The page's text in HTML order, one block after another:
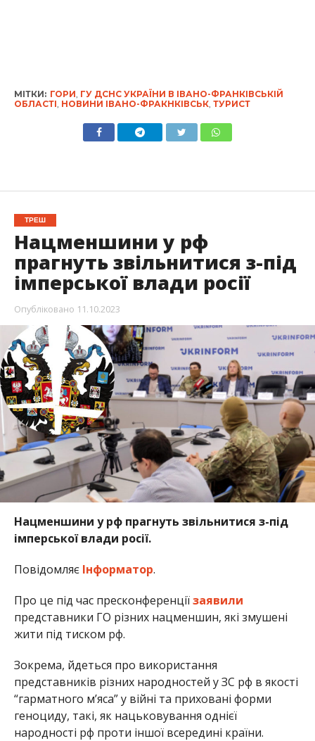
МІТКИ: ГОРИ ГУ ДСНС УКРАЇНИ В ІВАНО-ФРАНКІВСЬКІЙ
ОБЛАСТІ НОВИНИ ІВАНО-ФРАКНКІВСЬК, ТУРИСТ
ТРЕШ
Нацменшини у рф
прагнуть звільнитися з-під
імперської влади росії
Опубліковано 11.10.2023
Нацменшини у рф прагнуть звільнитися з-під
імперської влади росії.
Повідомляє Інформатор.
Про це під час пресконференціїзаявили
представники ГО різних нацменшин, які змушені
жити під тиском рф.
Зокрема, йдеться про використання
представників різних народностей у ЗС рф в якості
“гарматного мʼяса” у війні та приховані форми
геноциду, такі, як нацьковування однієї
народності рф проти іншої всередині країни.